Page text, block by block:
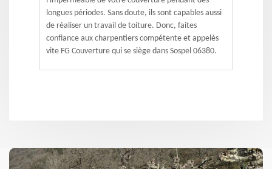
longues périodes. Sans doute, ils sont capables aussi
de réaliser un travail de toiture. Donc, faites
confiance aux charpentiers compétente et appelés
vite FG Couverture qui se siège dans Sospel 06380.